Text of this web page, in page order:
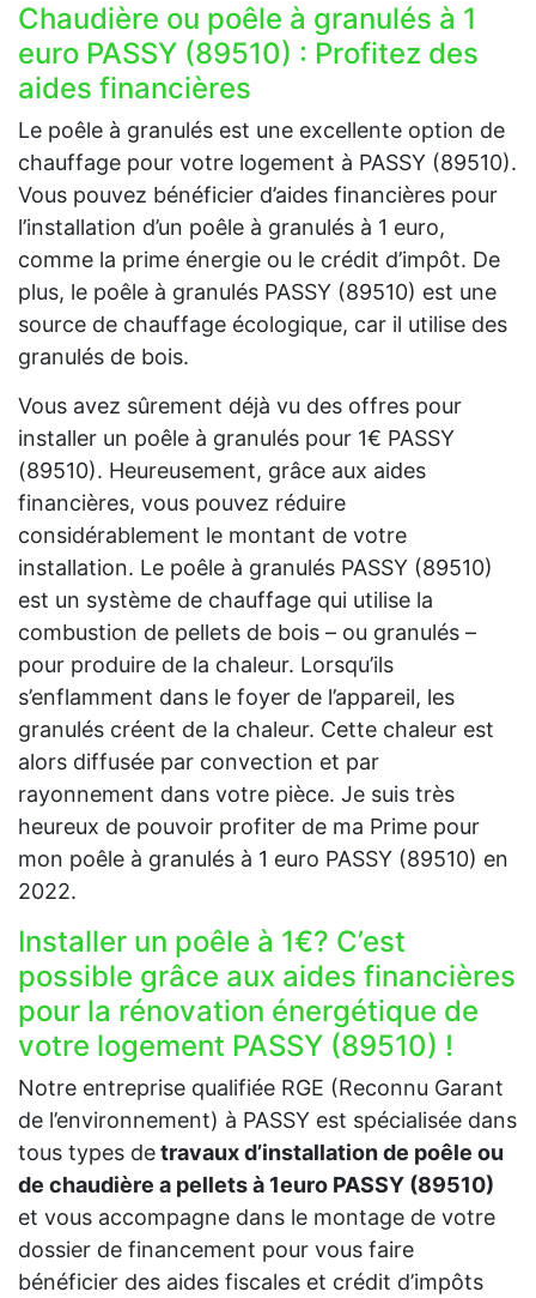
Chaudière ou poêle à granulés à 1
euro PASSY (89510) : Profitez des
aides financières
Le poêle à granulés est une excellente option de
chauffage pour votre logement à PASSY (89510).
Vous pouvez bénéficier d’aides financières pour
l’installation d’un poêle à granulés à 1 euro,
comme la prime énergie ou le crédit d’impôt. De
plus, le poêle à granulés PASSY (89510) est une
source de chauffage écologique, car il utilise des
granulés de bois.
Vous avez sûrement déjà vu des offres pour
installer un poêle à granulés pour 1€ PASSY
(89510). Heureusement, grâce aux aides
financières, vous pouvez réduire
considérablement le montant de votre
installation. Le poêle à granulés PASSY (89510)
est un système de chauffage qui utilise la
combustion de pellets de bois – ou granulés –
pour produire de la chaleur. Lorsqu’ils
s’enflamment dans le foyer de l’appareil, les
granulés créent de la chaleur. Cette chaleur est
alors diffusée par convection et par
rayonnement dans votre pièce. Je suis très
heureux de pouvoir profiter de ma Prime pour
mon poêle à granulés à 1 euro PASSY (89510) en
2022.
Installer un poêle à 1€? C’est
possible grâce aux aides financières
pour la rénovation énergétique de
votre logement PASSY (89510) !
Notre entreprise qualifiée RGE (Reconnu Garant
de l’environnement) à PASSY est spécialisée dans
tous types detravaux d’installation de poêle ou
de chaudière a pellets à 1euro PASSY (89510)
et vous accompagne dans le montage de votre
dossier de financement pour vous faire
bénéficier des aides fiscales et crédit d’impôts